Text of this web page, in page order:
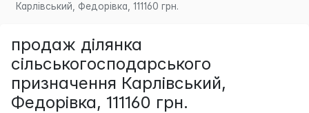
Карлівський, Федорівка, 111160 грн.
продаж ділянка
сільськогосподарського
призначення Карлівський,
Федорівка, 111160 грн.